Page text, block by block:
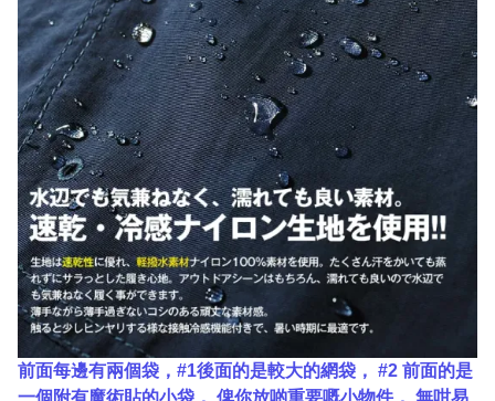
前面每邊有兩個袋，#1後面的是較大的網袋， #2 前面的是